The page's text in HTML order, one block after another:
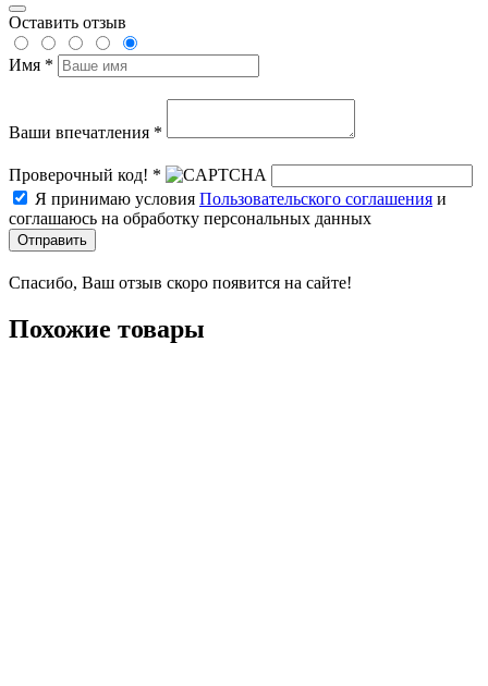
Оставить отзыв
Имя *
Ваши впечатления *
Проверочный код! *
Я принимаю условия Пользовательского соглашения и
соглашаюсь на обработку персональных данных
Отправить
Спасибо, Ваш отзыв скоро появится на сайте!
Похожие товары